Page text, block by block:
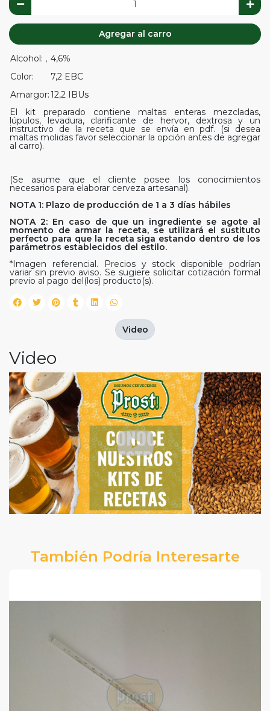
Agregar al carro
Alcohol: , 4,6%
Color:
7,2 EBC
Amargor:12,2 IBUs
El kit preparado contiene maltas enteras mezcladas,
lúpulos, levadura, clarificante de hervor, dextrosa y un
instructivo de la receta que se envía en pdf. (si desea
maltas molidas favor seleccionar la opción antes de agregar
al carro).
(Se asume que el cliente posee los conocimientos
necesarios para elaborar cerveza artesanal).
NOTA 1: Plazo de producción de 1 a 3 días hábiles
NOTA 2: En caso de que un ingrediente se agote al
momento de armar la receta, se utilizará el sustituto
perfecto para que la receta siga estando dentro de los
parámetros establecidos del estilo.
*Imagen referencial. Precios y stock disponible podrían
variar sin previo aviso. Se sugiere solicitar cotización formal
previo al pago del(los) producto(s).
Video
Video
También Podría Interesarte